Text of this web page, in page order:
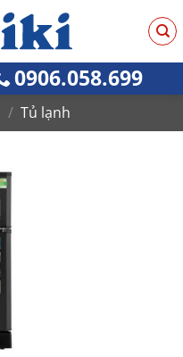
0906.058.699
/ Tủ lạnh